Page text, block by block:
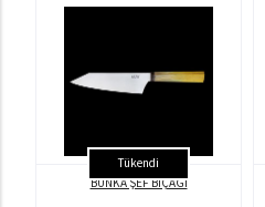
Tükendi
BUNKA ŞEF BIÇAĞI